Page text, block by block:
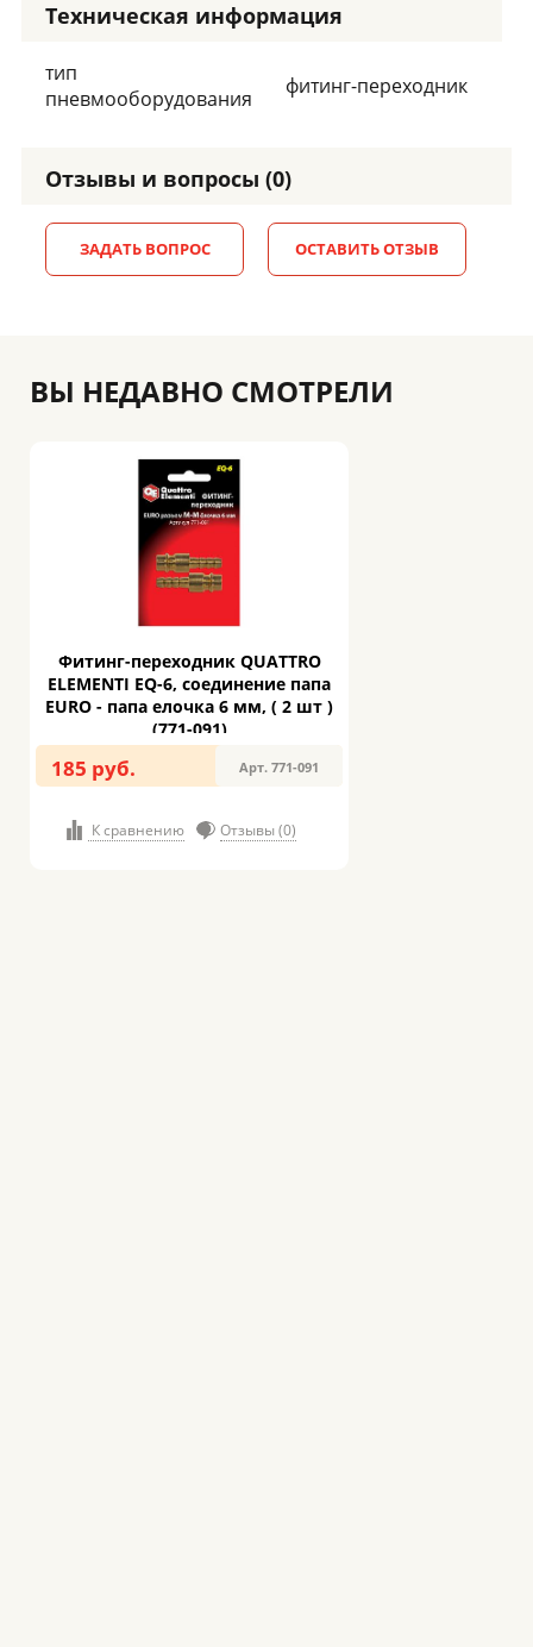
Техническая информация
тип
пневмооборудования
фитинг-переходник
Отзывы и вопросы (0)
ЗАДАТЬ ВОПРОС ОСТАВИТЬ ОТЗЫВ
ВЫ НЕДАВНО СМОТРЕЛИ
Фитинг-переходник QUATTRO
ELEMENTI EQ-6, соединение папа
EURO - папа елочка 6 мм, ( 2 шт )
(771-091)
185 руб. Арт. 771-091
К сравнению Отзывы (0)